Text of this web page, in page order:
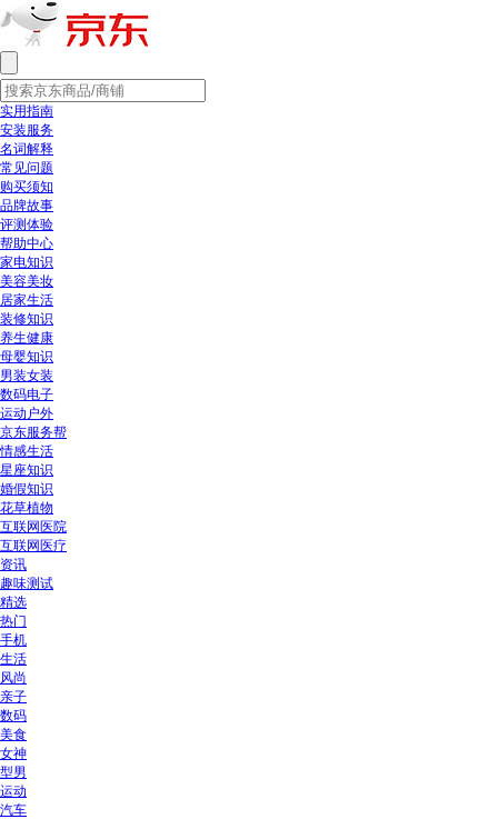
实用指南
安装服务
名词解释
常见问题
购买须知
品牌故事
评测体验
帮助中心
家电知识
美容美妆
居家生活
装修知识
养生健康
母婴知识
男装女装
数码电子
运动户外
京东服务帮
情感生活
星座知识
婚假知识
花草植物
互联网医院
互联网医疗
资讯
趣味测试
精选
热门
手机
生活
风尚
亲子
数码
美食
女神
型男
运动
汽车